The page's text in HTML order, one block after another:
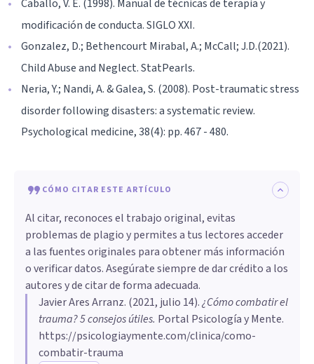
Caballo, V. E. (1998). Manual de técnicas de terapia y
modificación de conducta. SIGLO XXI.
Gonzalez, D.; Bethencourt Mirabal, A.; McCall; J.D.(2021).
Child Abuse and Neglect. StatPearls.
Neria, Y.; Nandi, A. & Galea, S. (2008). Post-traumatic stress
disorder following disasters: a systematic review.
Psychological medicine, 38(4): pp. 467 - 480.
CÓMO CITAR ESTE ARTÍCULO
Al citar, reconoces el trabajo original, evitas
problemas de plagio y permites a tus lectores acceder
a las fuentes originales para obtener más información
o verificar datos. Asegúrate siempre de dar crédito a los
autores y de citar de forma adecuada.
Javier Ares Arranz. (2021, julio 14).¿Cómo combatir el
trauma? 5 consejos útiles. Portal Psicología y Mente.
https://psicologiaymente.com/clinica/como-
combatir-trauma